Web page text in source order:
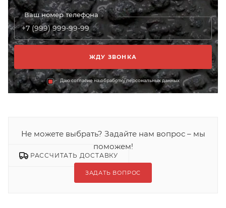
РАССЧИТАТЬ ДОСТАВКУ
Ваш номер телефона
Даю согласие на обработку персональных данных
Не можете выбрать? Задайте нам вопрос – мы
поможем!
ЗАДАТЬ ВОПРОС